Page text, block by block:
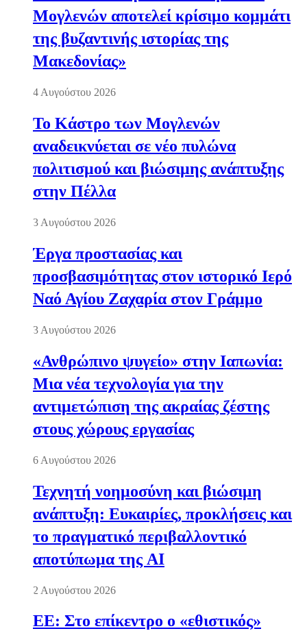
Μογλενών αποτελεί κρίσιμο κομμάτι
της βυζαντινής ιστορίας της
Μακεδονίας»
4 Αυγούστου 2026
Το Κάστρο των Μογλενών
αναδεικνύεται σε νέο πυλώνα
πολιτισμού και βιώσιμης ανάπτυξης
στην Πέλλα
3 Αυγούστου 2026
Έργα προστασίας και
προσβασιμότητας στον ιστορικό Ιερό
Ναό Αγίου Ζαχαρία στον Γράμμο
3 Αυγούστου 2026
«Ανθρώπινο ψυγείο» στην Ιαπωνία:
Μια νέα τεχνολογία για την
αντιμετώπιση της ακραίας ζέστης
στους χώρους εργασίας
6 Αυγούστου 2026
Τεχνητή νοημοσύνη και βιώσιμη
ανάπτυξη: Ευκαιρίες, προκλήσεις και
το πραγματικό περιβαλλοντικό
αποτύπωμα της AI
2 Αυγούστου 2026
ΕΕ: Στο επίκεντρο ο «εθιστικός»